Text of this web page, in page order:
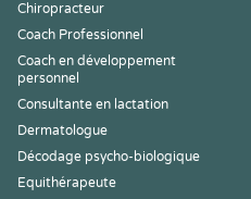
Chiropracteur
Coach Professionnel
Coach en développement
personnel
Consultante en lactation
Dermatologue
Décodage psycho-biologique
Equithérapeute